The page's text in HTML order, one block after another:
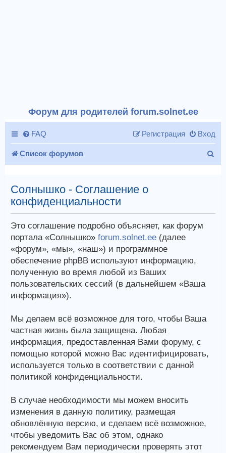
Форум для родителей forum.solnet.ee
FAQ Вход
Регистрация
Список форумов
Солнышко - Соглашение о
конфиденциальности
Это соглашение подробно объясняет, как форум
портала «Солнышко» forum.solnet.ee (далее
«форум», «мы», «наш») и программное
обеспечение phpBB используют информацию,
полученную во время любой из Ваших
пользовательских сессий (в дальнейшем «Ваша
информация»).
Мы делаем всё возможное для того, чтобы Ваша
частная жизнь была защищена. Любая
информация, предоставленная Вами форуму, с
помощью которой можно Вас идентифицировать,
используется только в соответствии с данной
политикой конфиденциальности.
В случае необходимости мы можем вносить
изменения в данную политику, размещая
обновлённую версию, и сделаем всё возможное,
чтобы уведомить Вас об этом, однако
рекомендуем Вам периодически проверять этот